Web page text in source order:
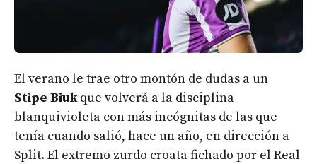
El verano le trae otro montón de dudas a un
Stipe Biukque volverá a la disciplina
blanquivioleta con más incógnitas de las que
tenía cuando salió, hace un año, en dirección a
Split. El extremo zurdo croata fichado por el Real